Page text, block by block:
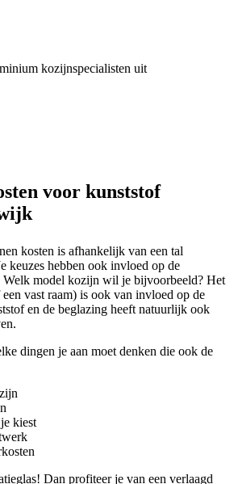
kozijnspecialisten uit
voor kunststof
kosten is afhankelijk van een tal
keuzes hebben ook invloed op de
model kozijn wil je bijvoorbeeld? Het
vast raam) is ook van invloed op de
en de beglazing heeft natuurlijk ook
dingen je aan moet denken die ook de
kiest
Dan profiteer je van een verlaagd